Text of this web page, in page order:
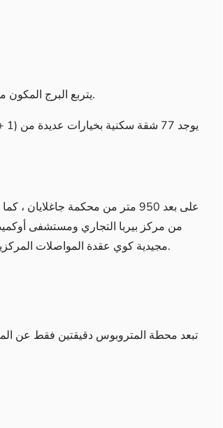
يتربع البرج المكون من 13 طابق سكني على مساحة إجمالية تبلغ 1000 متر مربع.
مجيدية كوي عقدة المواصلات المركزية حيث تلتقي خطوط المترو والمتروبوس والباصات الرئيسية.
تبعد محطة المتروبوس دقيقتين فقط عن